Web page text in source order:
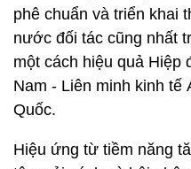
phê chuẩn và triển khai
nước đối tác cũng nhất
một cách hiệu quả
Nam - Liên minh kinh tế
Quốc.
Hiệu ứng từ tiềm năng